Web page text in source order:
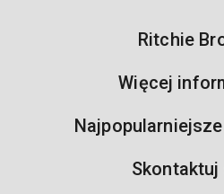
Ritchie
Więcej
Skontaktuj